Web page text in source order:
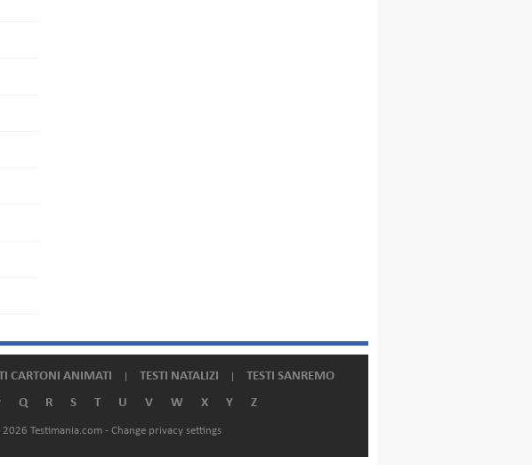
CARTONI ANIMATI TESTI NATALIZI
TESTI SANREMO
Q R S T U V W X Y Z
Testimania.com - Change privacy settings